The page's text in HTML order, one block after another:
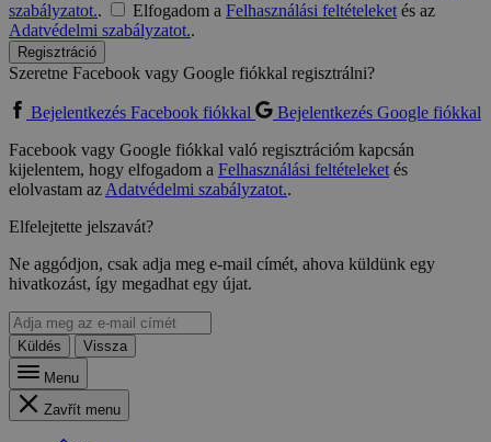
szabályzatot.. Elfogadom a Felhasználási feltételeketés az
Adatvédelmi szabályzatot..
Regisztráció
Szeretne Facebook vagy Google fiókkal regisztrálni?
Bejelentkezés Facebook fiókkal
Bejelentkezés Google fiókkal
Facebook vagy Google fiókkal való regisztrációm kapcsán
kijelentem, hogy elfogadom a Felhasználási feltételeketés
elolvastam azAdatvédelmi szabályzatot..
Elfelejtette jelszavát?
Ne aggódjon, csak adja meg e-mail címét, ahova küldünk egy
hivatkozást, így megadhat egy újat.
Küldés
Vissza
Menu
Zavřít menu